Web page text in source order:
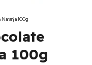
100g
100g